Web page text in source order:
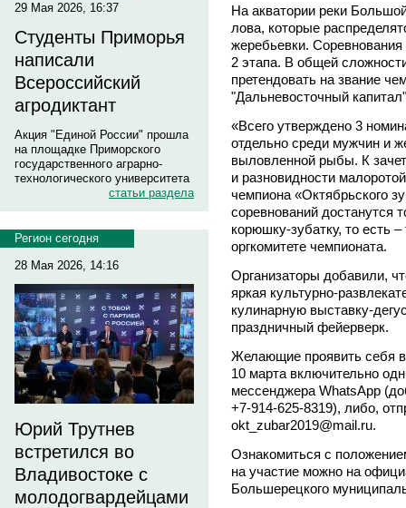
29 Мая 2026, 16:37
Студенты Приморья
написали
Всероссийский
агродиктант
Акция "Единой России" прошла
на площадке Приморского
государственного аграрно-
технологического университета
статьи раздела
Регион сегодня
28 Мая 2026, 14:16
Юрий Трутнев
встретился во
Владивостоке с
молодогвардейцами
На акватории реки
лова, которые
жеребьевки. Соревнования
2 этапа. В общей
претендовать на звание
"Дальневосточный
«Всего утверждено 3
отдельно среди мужчин и
выловленной рыбы. К
и разновидности
чемпиона «Октябрьского
соревнований достанутся
корюшку-зубатку, то есть
оргкомитете чемпионата.
Организаторы добавили,
яркая культурно-
кулинарную выставку-
праздничный фейерверк.
Желающие проявить себя
10 марта включительно
мессенджера WhatsApp
+7-914-625-8319), либо,
okt_zubar2019@mail.ru.
Ознакомиться с
на участие можно на
Большерецкого